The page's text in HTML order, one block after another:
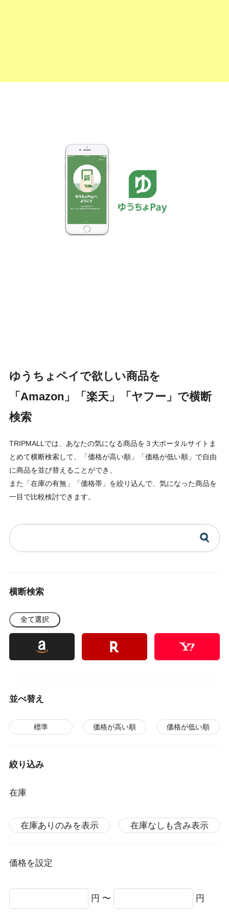
ゆうちょペイで欲しい商品を
「Amazon」「楽天」「ヤフー」で横断
検索
TRIPMALLでは、あなたの気になる商品を３大ポータルサイトま
とめて横断検索して、「価格が高い順」「価格が低い順」で自由
に商品を並び替えることができ、
また「在庫の有無」「価格帯」を絞り込んで、気になった商品を
一目で比較検討できます。
横断検索
全て選択
並べ替え
標準 価格が高い順 価格が低い順
絞り込み
在庫
在庫ありのみを表示 在庫なしも含み表示
価格を設定
円 〜 円